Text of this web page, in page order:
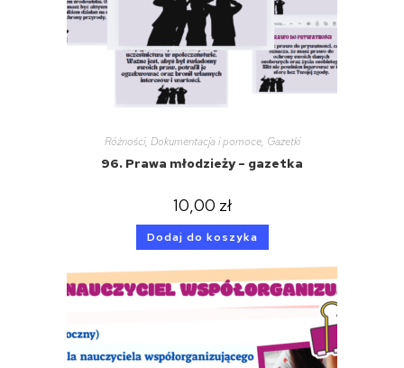
Różności, Dokumentacja i pomoce, Gazetki
96. Prawa młodzieży – gazetka
10,00 zł
Dodaj do koszyka